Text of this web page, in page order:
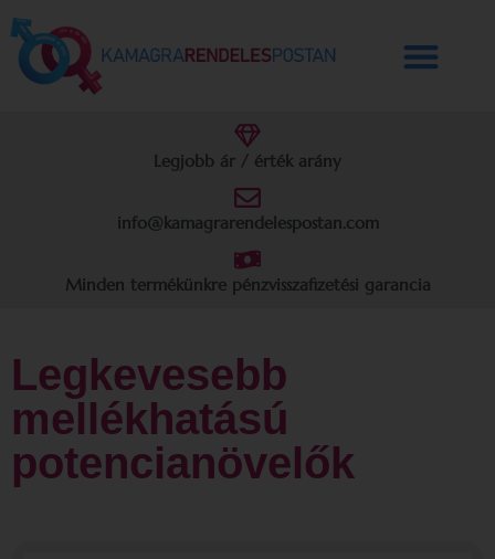
Legjobb ár / érték arány
info@kamagrarendelespostan.com
Minden termékünkre pénzvisszafizetési garancia
Legkevesebb
mellékhatású
potencianövelők